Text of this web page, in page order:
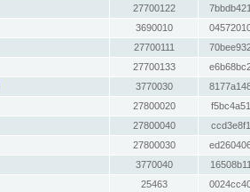
27700122
3690010
27700111
27700133
3770030
27800020
27800040
27800030
3770040
25463